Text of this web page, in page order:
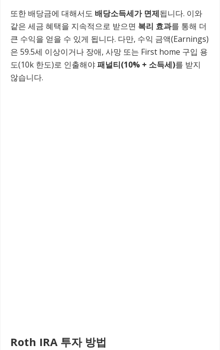
또한 배당금에 대해서도 배당소득세가 면제됩니다. 이와
같은 세금 혜택을 지속적으로 받으면 복리 효과를 통해 더
큰 수익을 얻을 수 있게 됩니다. 다만, 수익 금액(Earnings)
은 59.5세 이상이거나 장애, 사망 또는 First home 구입 용
도(10k 한도)로 인출해야패널티(10% + 소득세)를 받지
않습니다.
Roth IRA 투자 방법